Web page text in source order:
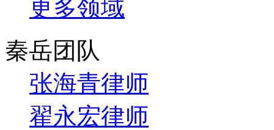
更多领域
秦岳团队
张海青律师
翟永宏律师